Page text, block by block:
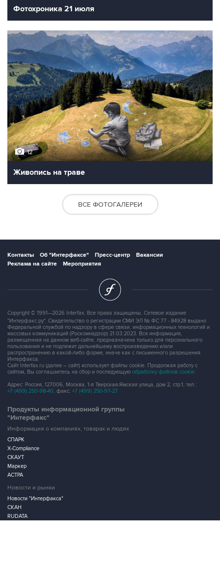
Фотохроника 21 июля
12
Живопись на траве
ВСЕ ФОТОГАЛЕРЕИ
Контакты Об "Интерфаксе" Пресс-центр
Вакансии
Реклама на сайте
Мероприятия
Copyright © 1991—2026 Interfax. Все права защищены. Сетевое издание
"Интерфакс.ру". Свидетельство о регистрации СМИ ЭЛ № ФС 77 - 84928 выдано
Федеральной службой по надзору в сфере связи, информационных технологий и
массовых коммуникаций (Роскомнадзор) 21.03.2023. Вся информация,
размещенная на данном веб-сайте, предназначена только для персонального
пользования и не подлежит дальнейшему воспроизведению и/или
распространению в какой-либо форме, иначе как с письменного разрешения
Интерфакса.
Сайт Interfax.ru (далее – сайт) использует файлы cookie. Продолжая работу с
сайтом, Вы соглашаетесь на сбор и последующую обработку файлов cookie.
Адрес: Россия, 127006, Москва, 1-я Тверская-Ямская улица, дом 2, стр.1, тел.:
+7 (499) 250-98-40, факс: +7 (499) 250-97-27
Продукты информационной группы
"Интерфакс"
Информация о компаниях, товарах и людях
СПАРК
X-Compliance
СКАУТ
Маркер
АСТРА
Новости и рынки
Новости "Интерфакса"
СКАН
RUDATA